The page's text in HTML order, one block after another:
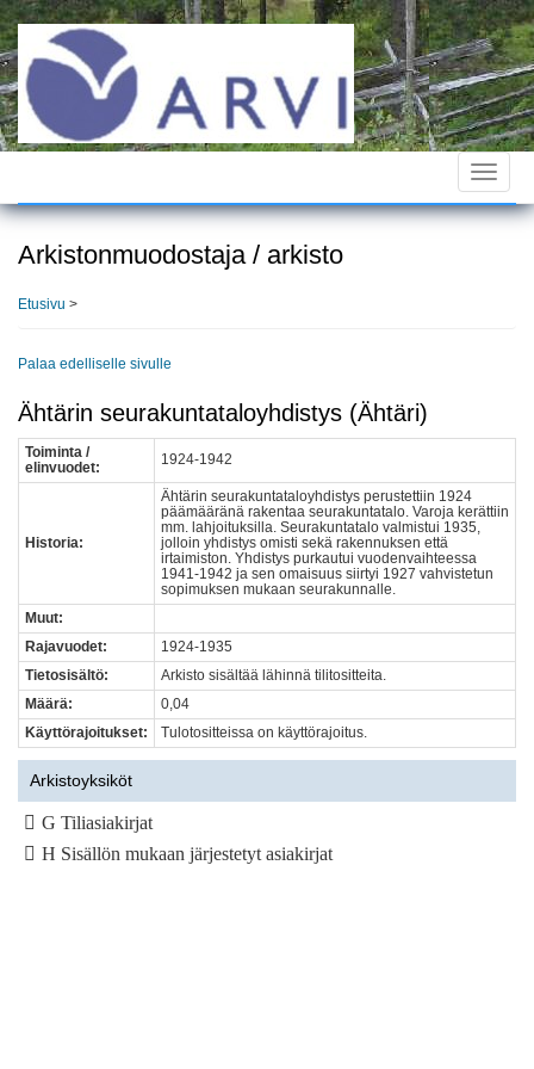
Hyppää
pääsisältöön
Toggle
Arkistonmuodostaja / arkisto
Etusivu >
Palaa edelliselle sivulle
Ähtärin seurakuntataloyhdistys (Ähtäri)
Toiminta /
elinvuodet:
1924-1942
Historia:
Ähtärin seurakuntataloyhdistys perustettiin 1924
päämääränä rakentaa seurakuntatalo. Varoja kerättiin
mm. lahjoituksilla. Seurakuntatalo valmistui 1935,
jolloin yhdistys omisti sekä rakennuksen että
irtaimiston. Yhdistys purkautui vuodenvaihteessa
1941-1942 ja sen omaisuus siirtyi 1927 vahvistetun
sopimuksen mukaan seurakunnalle.
Muut:
Rajavuodet:
1924-1935
Tietosisältö:
Arkisto sisältää lähinnä tilitositteita.
Määrä:
0,04
Käyttörajoitukset:
Tulotositteissa on käyttörajoitus.
Arkistoyksiköt
G Tiliasiakirjat
H Sisällön mukaan järjestetyt asiakirjat